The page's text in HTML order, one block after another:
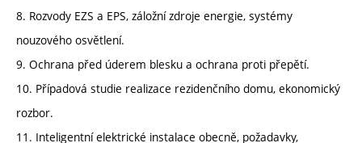
8. Rozvody EZS a EPS, záložní zdroje energie, systémy
nouzového osvětlení.
9. Ochrana před úderem blesku a ochrana proti přepětí.
10. Případová studie realizace rezidenčního domu, ekonomický
rozbor.
11. Inteligentní elektrické instalace obecně, požadavky,